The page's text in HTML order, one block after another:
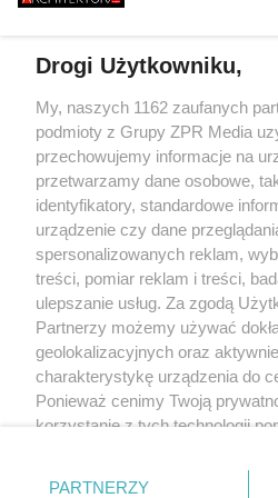
ŻEBY JEDNAK
SĄSIADÓW"
Żaden utwór zamieszczony w serwisie
rozpowszechniany lub dalej
tym także elektroniczny lub
eksploatacji w jakiejkolwiek formie,
Internecie bez pisemnej zgody
wykorzystanie utworów w całości lub w
bez właściwej zgody, jest zabronione
prawnie.
O nas
Informacje
Nasze serwisy
Drogi Użytkowniku,
My, naszych 1162 zaufanych
podmioty z Grupy ZPR Media
przechowujemy informacje na
przetwarzamy dane osobowe,
identyfikatory, standardowe
urządzenie czy dane
spersonalizowanych reklam,
treści, pomiar reklam i treści,
ulepszanie usług. Za zgodą
Partnerzy możemy używać
geolokalizacyjnych oraz
charakterystykę urządzenia do
Ponieważ cenimy Twoją
korzystanie z tych technologii
zmienić/wycofać klikając
PARTNERZY